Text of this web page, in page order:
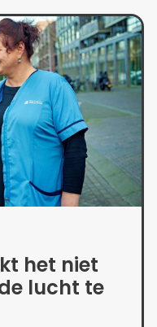
het niet
lucht te